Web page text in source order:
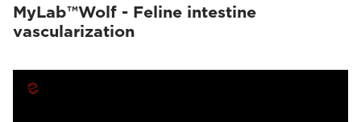
MyLab™Wolf - Feline intestine
vascularization